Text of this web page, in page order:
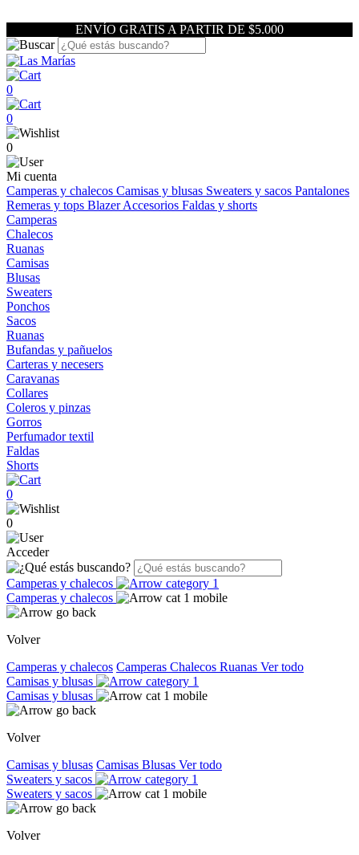
ENVÍO GRATIS A PARTIR DE $5.000
0
0
0
Mi cuenta
Camperas y chalecos Camisas y blusas Sweaters y sacos Pantalones
Remeras y tops BlazerAccesorios Faldas y shorts
Camperas
Chalecos
Ruanas
Camisas
Blusas
Sweaters
Ponchos
Sacos
Ruanas
Bufandas y pañuelos
Carteras y necesers
Caravanas
Collares
Coleros y pinzas
Gorros
Perfumador textil
Faldas
Shorts
0
0
Acceder
Camperas y chalecos
Camperas y chalecos
Volver
Camperas y chalecos Camperas Chalecos Ruanas Ver todo
Camisas y blusas
Camisas y blusas
Volver
Camisas y blusas Camisas Blusas Ver todo
Sweaters y sacos
Sweaters y sacos
Volver